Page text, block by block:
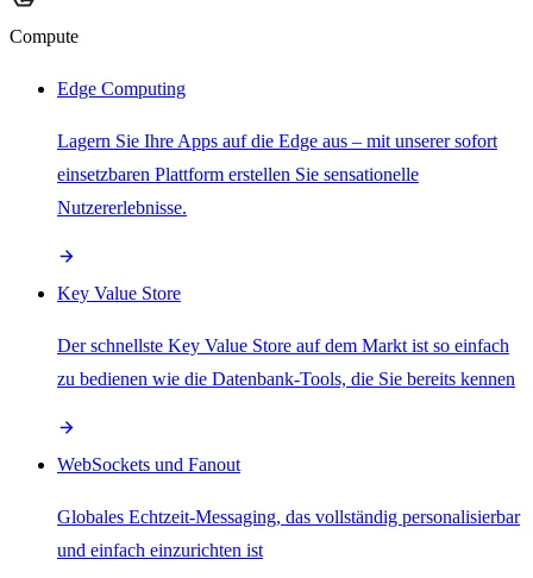
Compute
Edge Computing
Lagern Sie Ihre Apps auf die Edge aus – mit unserer sofort
einsetzbaren Plattform erstellen Sie sensationelle
Nutzererlebnisse.
Key Value Store
Der schnellste Key Value Store auf dem Markt ist so einfach
zu bedienen wie die Datenbank-Tools, die Sie bereits kennen
WebSockets und Fanout
Globales Echtzeit-Messaging, das vollständig personalisierbar
und einfach einzurichten ist